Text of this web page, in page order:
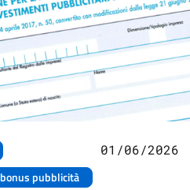
bonus pubblicità
01/06/2026